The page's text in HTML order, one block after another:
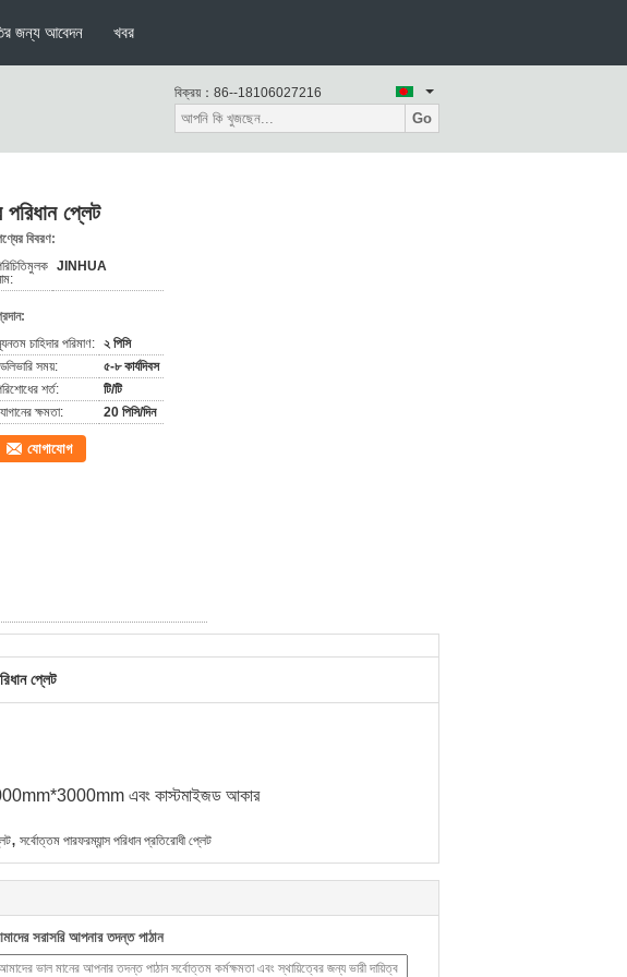
জন্য আবেদন খবর
বিক্রয়： 86--18106027216
Go
পরিধান প্লেট
বিবরণ:
JINHUA
চাহিদার পরিমাণ: ২ পিসি
সময়:
৫-৮ কার্যদিবস
শর্ত:
টি/টি
ক্ষমতা:
20 পিসি/দিন
যোগাযোগ
প্লেট
এবং কাস্টমাইজড আকার
, সর্বোত্তম পারফরম্যান্স পরিধান প্রতিরোধী প্লেট
সরাসরি আপনার তদন্ত পাঠান